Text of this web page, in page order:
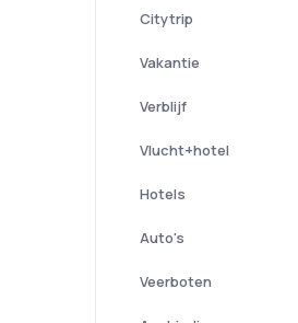
Citytrip
Vakantie
Verblijf
Vlucht+hotel
Hotels
Auto's
Veerboten